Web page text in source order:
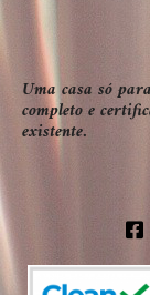
Uma casa só
completo e
existente.